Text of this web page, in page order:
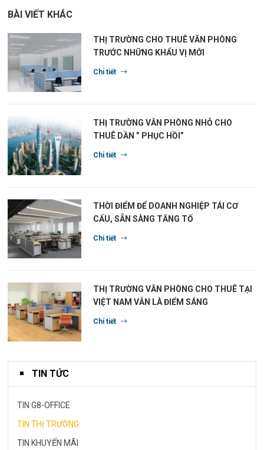
BÀI VIẾT KHÁC
THỊ TRƯỜNG CHO THUÊ VĂN PHÒNG
TRƯỚC NHỮNG KHẨU VỊ MỚI
Chi tiết
THỊ TRƯỜNG VĂN PHÒNG NHỎ CHO
THUÊ DẦN ” PHỤC HỒI”
Chi tiết
THỜI ĐIỂM ĐỂ DOANH NGHIỆP TÁI CƠ
CẤU, SẴN SÀNG TĂNG TỐ
Chi tiết
THỊ TRƯỜNG VĂN PHÒNG CHO THUÊ TẠI
VIỆT NAM VẪN LÀ ĐIỂM SÁNG
Chi tiết
TIN TỨC
TIN G8-OFFICE
TIN THỊ TRƯỜNG
TIN KHUYẾN MÃI